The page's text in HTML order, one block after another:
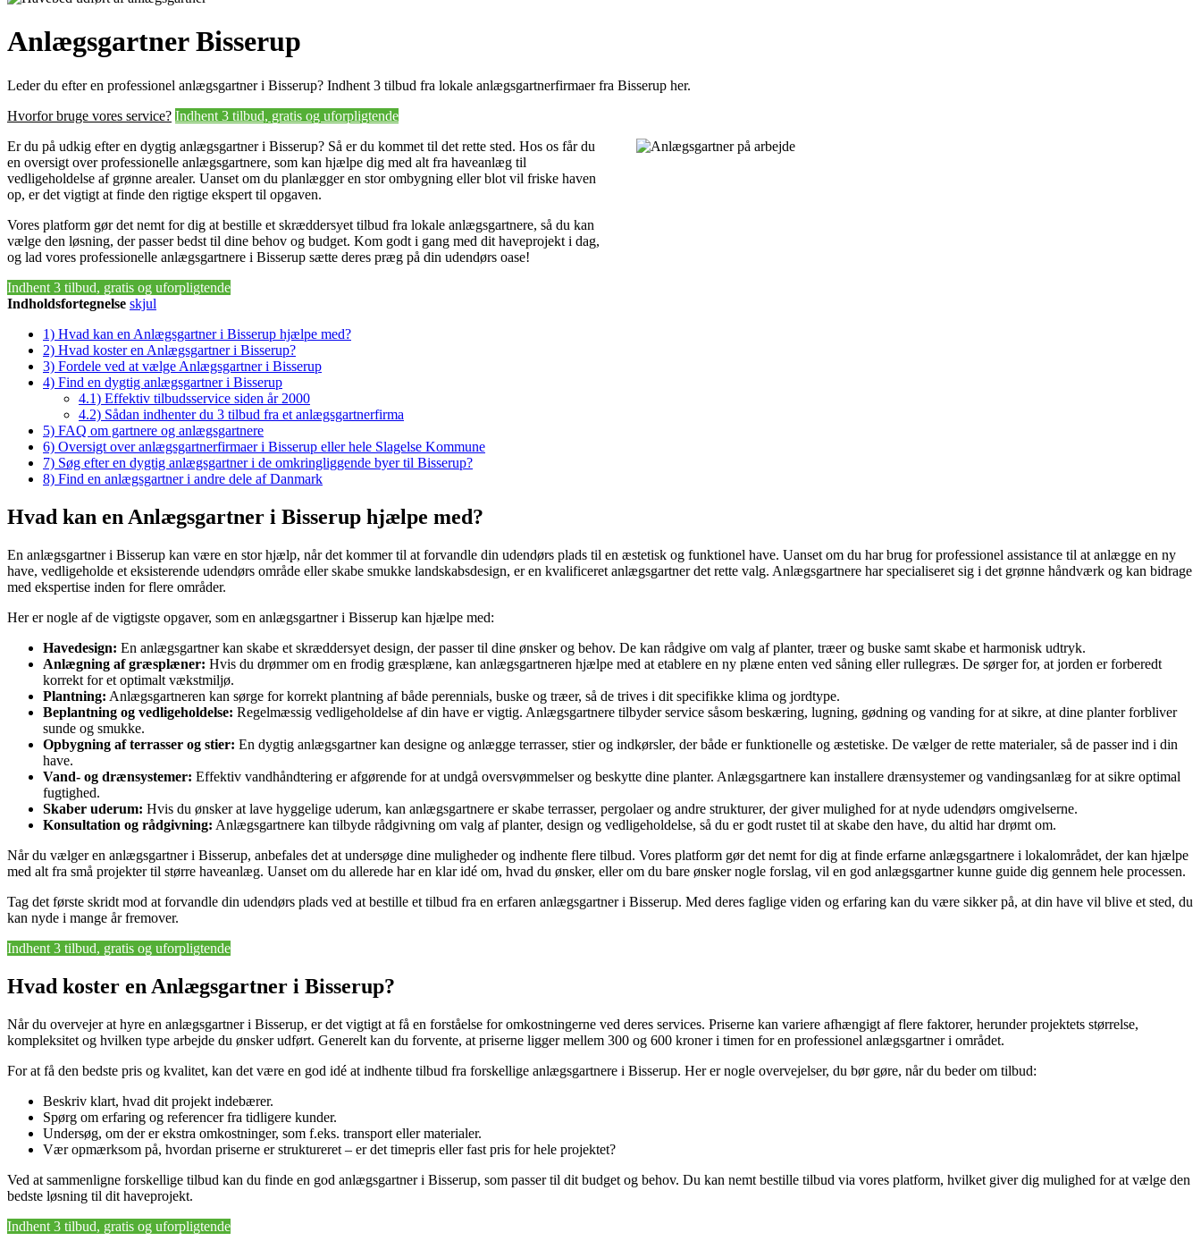
Anlægsgartner Bisserup
Leder du efter en professionel anlægsgartner i Bisserup? Indhent 3 tilbud fra lokale anlægsgartnerfirmaer fra Bisserup her.
Hvorfor bruge vores service? Indhent 3 tilbud, gratis og uforpligtende
Er du på udkig efter en dygtig anlægsgartner i Bisserup? Så er du kommet til det rette sted. Hos os får du
en oversigt over professionelle anlægsgartnere, som kan hjælpe dig med alt fra haveanlæg til
vedligeholdelse af grønne arealer. Uanset om du planlægger en stor ombygning eller blot vil friske haven
op, er det vigtigt at finde den rigtige ekspert til opgaven.
Vores platform gør det nemt for dig at bestille et skræddersyet tilbud fra lokale anlægsgartnere, så du kan
vælge den løsning, der passer bedst til dine behov og budget. Kom godt i gang med dit haveprojekt i dag,
og lad vores professionelle anlægsgartnere i Bisserup sætte deres præg på din udendørs oase!
Indhent 3 tilbud, gratis og uforpligtende
Indholdsfortegnelse skjul
1) Hvad kan en Anlægsgartner i Bisserup hjælpe med?
2) Hvad koster en Anlægsgartner i Bisserup?
3) Fordele ved at vælge Anlægsgartner i Bisserup
4) Find en dygtig anlægsgartner i Bisserup
4.1) Effektiv tilbudsservice siden år 2000
4.2) Sådan indhenter du 3 tilbud fra et anlægsgartnerfirma
5) FAQ om gartnere og anlægsgartnere
6) Oversigt over anlægsgartnerfirmaer i Bisserup eller hele Slagelse Kommune
7) Søg efter en dygtig anlægsgartner i de omkringliggende byer til Bisserup?
8) Find en anlægsgartner i andre dele af Danmark
Hvad kan en Anlægsgartner i Bisserup hjælpe med?
En anlægsgartner i Bisserup kan være en stor hjælp, når det kommer til at forvandle din udendørs plads til en æstetisk og funktionel have. Uanset om du har brug for professionel assistance til at anlægge en ny
have, vedligeholde et eksisterende udendørs område eller skabe smukke landskabsdesign, er en kvalificeret anlægsgartner det rette valg. Anlægsgartnere har specialiseret sig i det grønne håndværk og kan bidrage
med ekspertise inden for flere områder.
Her er nogle af de vigtigste opgaver, som en anlægsgartner i Bisserup kan hjælpe med:
Havedesign: En anlægsgartner kan skabe et skræddersyet design, der passer til dine ønsker og behov. De kan rådgive om valg af planter, træer og buske samt skabe et harmonisk udtryk.
Anlægning af græsplæner: Hvis du drømmer om en frodig græsplæne, kan anlægsgartneren hjælpe med at etablere en ny plæne enten ved såning eller rullegræs. De sørger for, at jorden er forberedt
korrekt for et optimalt vækstmiljø.
Plantning: Anlægsgartneren kan sørge for korrekt plantning af både perennials, buske og træer, så de trives i dit specifikke klima og jordtype.
Beplantning og vedligeholdelse: Regelmæssig vedligeholdelse af din have er vigtig. Anlægsgartnere tilbyder service såsom beskæring, lugning, gødning og vanding for at sikre, at dine planter forbliver
sunde og smukke.
Opbygning af terrasser og stier: En dygtig anlægsgartner kan designe og anlægge terrasser, stier og indkørsler, der både er funktionelle og æstetiske. De vælger de rette materialer, så de passer ind i din
have.
Vand- og drænsystemer: Effektiv vandhåndtering er afgørende for at undgå oversvømmelser og beskytte dine planter. Anlægsgartnere kan installere drænsystemer og vandingsanlæg for at sikre optimal
fugtighed.
Skaber uderum: Hvis du ønsker at lave hyggelige uderum, kan anlægsgartnere er skabe terrasser, pergolaer og andre strukturer, der giver mulighed for at nyde udendørs omgivelserne.
Konsultation og rådgivning: Anlægsgartnere kan tilbyde rådgivning om valg af planter, design og vedligeholdelse, så du er godt rustet til at skabe den have, du altid har drømt om.
Når du vælger en anlægsgartner i Bisserup, anbefales det at undersøge dine muligheder og indhente flere tilbud. Vores platform gør det nemt for dig at finde erfarne anlægsgartnere i lokalområdet, der kan hjælpe
med alt fra små projekter til større haveanlæg. Uanset om du allerede har en klar idé om, hvad du ønsker, eller om du bare ønsker nogle forslag, vil en god anlægsgartner kunne guide dig gennem hele processen.
Tag det første skridt mod at forvandle din udendørs plads ved at bestille et tilbud fra en erfaren anlægsgartner i Bisserup. Med deres faglige viden og erfaring kan du være sikker på, at din have vil blive et sted, du
kan nyde i mange år fremover.
Indhent 3 tilbud, gratis og uforpligtende
Hvad koster en Anlægsgartner i Bisserup?
Når du overvejer at hyre en anlægsgartner i Bisserup, er det vigtigt at få en forståelse for omkostningerne ved deres services. Priserne kan variere afhængigt af flere faktorer, herunder projektets størrelse,
kompleksitet og hvilken type arbejde du ønsker udført. Generelt kan du forvente, at priserne ligger mellem 300 og 600 kroner i timen for en professionel anlægsgartner i området.
For at få den bedste pris og kvalitet, kan det være en god idé at indhente tilbud fra forskellige anlægsgartnere i Bisserup. Her er nogle overvejelser, du bør gøre, når du beder om tilbud:
Beskriv klart, hvad dit projekt indebærer.
Spørg om erfaring og referencer fra tidligere kunder.
Undersøg, om der er ekstra omkostninger, som f.eks. transport eller materialer.
Vær opmærksom på, hvordan priserne er struktureret – er det timepris eller fast pris for hele projektet?
Ved at sammenligne forskellige tilbud kan du finde en god anlægsgartner i Bisserup, som passer til dit budget og behov. Du kan nemt bestille tilbud via vores platform, hvilket giver dig mulighed for at vælge den
bedste løsning til dit haveprojekt.
Indhent 3 tilbud, gratis og uforpligtende